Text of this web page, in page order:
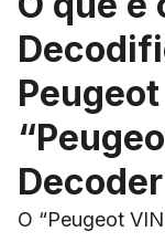
O “Peugeot